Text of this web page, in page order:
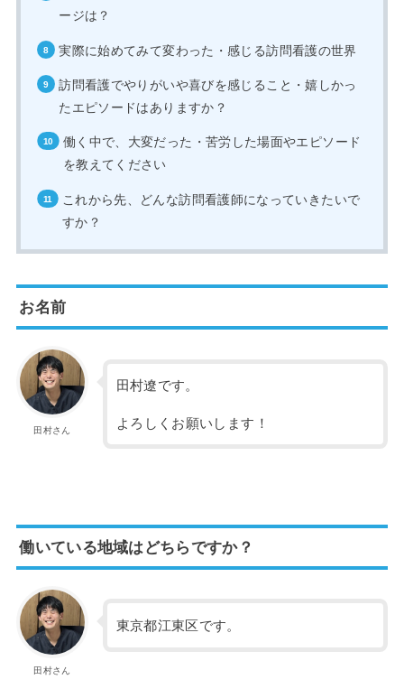
ージは？
実際に始めてみて変わった・感じる訪問看護の世界
訪問看護でやりがいや喜びを感じること・嬉しかっ
たエピソードはありますか？
働く中で、大変だった・苦労した場面やエピソード
を教えてください
これから先、どんな訪問看護師になっていきたいで
すか？
お名前
田村さん
田村遼です。
よろしくお願いします！
働いている地域はどちらですか？
田村さん
東京都江東区です。